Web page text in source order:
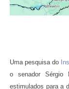
Uma pesquisa do
o senador Sérgio
estimulados para a